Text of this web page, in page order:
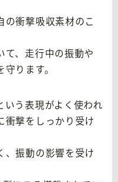
の衝撃吸収素材のこ
て、走行中の振動や
ります。
いう表現がよく使われ
衝撃をしっかり受け
、振動の影響を受け